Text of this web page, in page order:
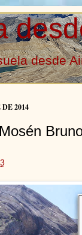
desde
2014